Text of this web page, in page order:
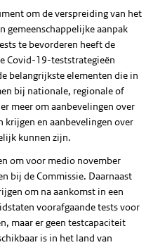
om de verspreiding van het
gemeenschappelijke aanpak
te bevorderen heeft de
Covid-19-teststrategieën
belangrijkste elementen die in
bij nationale, regionale of
meer om aanbevelingen over
en aanbevelingen over
kunnen zijn.
om voor medio november
bij de Commissie. Daarnaast
om na aankomst in een
voorafgaande tests voor
maar er geen testcapaciteit
is in het land van